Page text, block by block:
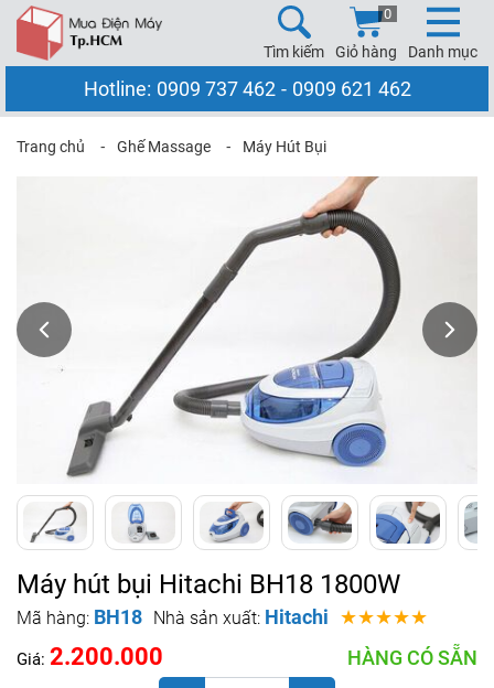
Tìm kiếm Giỏ hàng
0
Danh mục
Hotline: 0909 737 462 - 0909 621 462
Trang chủ ⁃ Ghế Massage ⁃ Máy Hút Bụi
Máy hút bụi Hitachi BH18 1800W
Mã hàng: BH18 Nhà sản xuất: Hitachi ★★★★★
Giá: 2.200.000 HÀNG CÓ SẴN